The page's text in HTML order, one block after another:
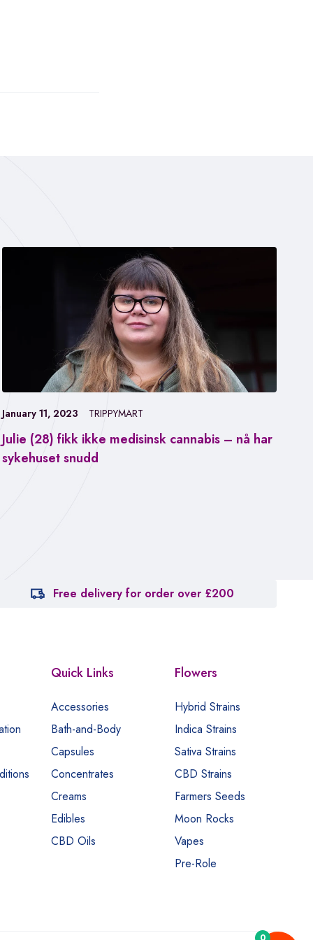
Julie (28) fikk ikke medisinsk cannabis – nå har
sykehuset snudd
January 11, 2023 TRIPPYMART
Free delivery for order over £200
Quick Links
Accessories
Bath-and-Body
Capsules
Concentrates
Creams
Edibles
CBD Oils
Flowers
Hybrid Strains
Indica Strains
Sativa Strains
CBD Strains
Farmers Seeds
Moon Rocks
Vapes
Pre-Role